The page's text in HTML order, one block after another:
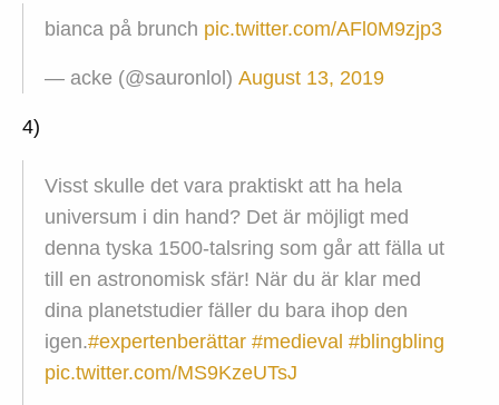
bianca på brunch pic.twitter.com/AFl0M9zjp3
— acke (@sauronlol) August 13, 2019
4)
Visst skulle det vara praktiskt att ha hela
universum i din hand? Det är möjligt med
denna tyska 1500-talsring som går att fälla ut
till en astronomisk sfär! När du är klar med
dina planetstudier fäller du bara ihop den
igen.#expertenberättar #medieval #blingbling
pic.twitter.com/MS9KzeUTsJ